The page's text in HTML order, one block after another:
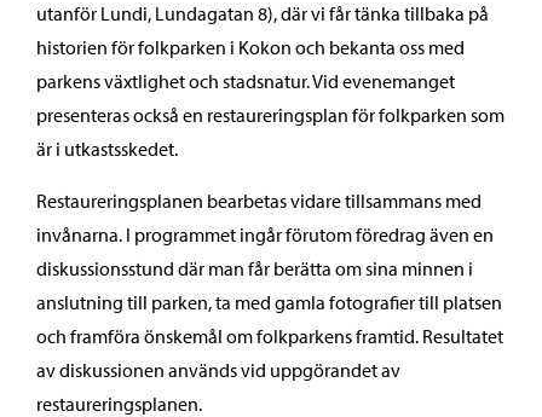
utanför Lundi, Lundagatan 8), där vi får tänka tillbaka på
historien för folkparken i Kokon och bekanta oss med
parkens växtlighet och stadsnatur. Vid evenemanget
presenteras också en restaureringsplan för folkparken som
är i utkastsskedet.
Restaureringsplanen bearbetas vidare tillsammans med
invånarna. I programmet ingår förutom föredrag även en
diskussionsstund där man får berätta om sina minnen i
anslutning till parken, ta med gamla fotografier till platsen
och framföra önskemål om folkparkens framtid. Resultatet
av diskussionen används vid uppgörandet av
restaureringsplanen.